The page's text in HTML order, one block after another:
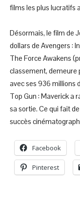
films les plus lucratifs
Désormais, le film de
dollars de Avengers :
The Force Awakens
classement, demeure
avec ses 936 millions
Top Gun : Maverick a
sa sortie. Ce qui fait
succès
Facebook
Pinterest